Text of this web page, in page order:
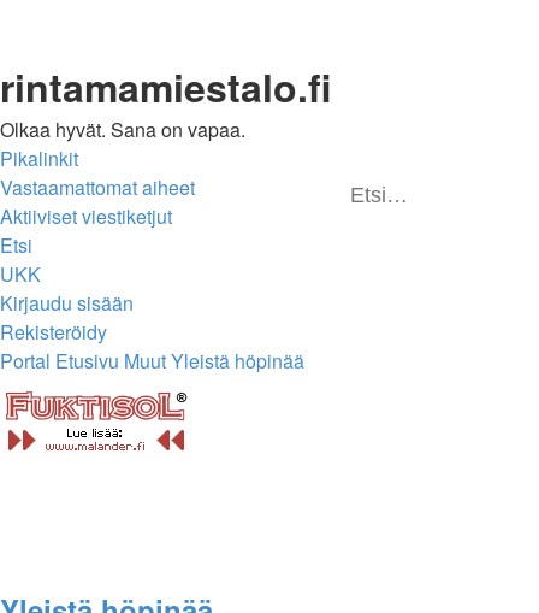
rintamamiestalo.fi
Olkaa hyvät. Sana on vapaa.
Pikalinkit
Vastaamattomat aiheet
Aktiiviset viestiketjut
Etsi
UKK
Kirjaudu sisään
Rekisteröidy
Portal Etusivu MuutYleistä höpinää